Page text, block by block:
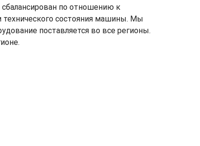
по отношению к
состояния машины. Мы
поставляется во все регионы.